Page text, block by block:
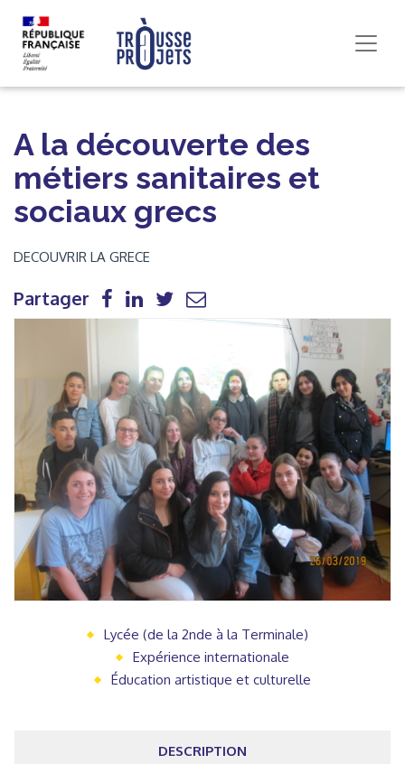
A la découverte des
métiers sanitaires et
sociaux grecs
DECOUVRIR LA GRECE
Partager
Lycée (de la 2nde à la Terminale)
Expérience internationale
Éducation artistique et culturelle
DESCRIPTION